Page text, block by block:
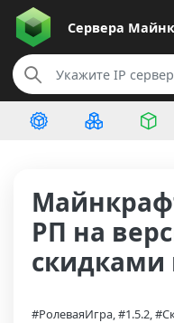
Сервера
РП на
скидками
#РолеваяИгра, #1.5.2,